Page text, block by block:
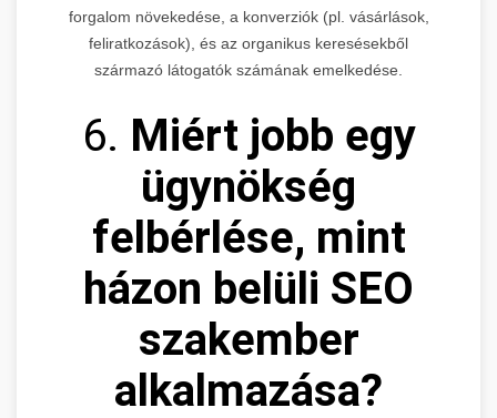
forgalom növekedése, a konverziók (pl. vásárlások,
feliratkozások), és az organikus keresésekből
származó látogatók számának emelkedése.
6. Miért jobb egy
ügynökség
felbérlése, mint
házon belüli SEO
szakember
alkalmazása?